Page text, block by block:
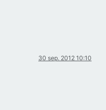
30 sep. 2012 10:10